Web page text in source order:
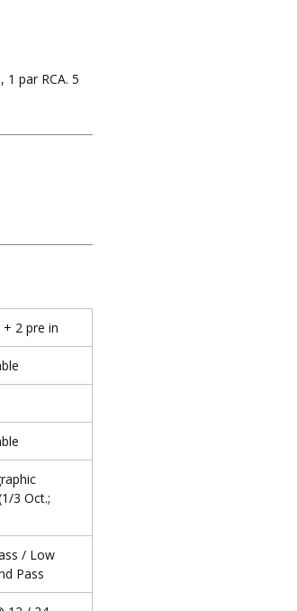
par RCA. 5
+ 2 pre in
3 Oct.;
/ Low
Pass